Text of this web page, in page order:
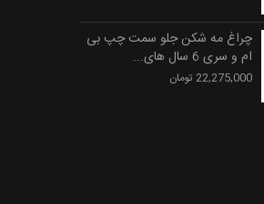
چراغ مه شکن جلو سمت چپ بی
ام و سری 6 سال های...
22,275,000 تومان